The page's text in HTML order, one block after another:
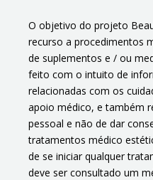
O objetivo do projeto
recurso a procedimentos
de suplementos e / ou
feito com o intuito de
relacionadas com os
apoio médico, e também
pessoal e não de dar
tratamentos médico
de se iniciar qualquer
deve ser consultado um